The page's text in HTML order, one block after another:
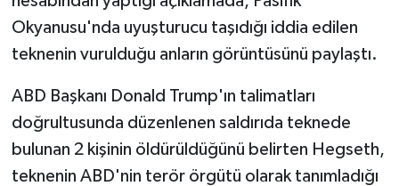
Okyanusu'nda uyuşturucu taşıdığı iddia edilen
teknenin vurulduğu anların görüntüsünü paylaştı.
ABD Başkanı Donald Trump'ın talimatları
doğrultusunda düzenlenen saldırıda teknede
bulunan 2 kişinin öldürüldüğünü belirten Hegseth,
teknenin ABD'nin terör örgütü olarak tanımladığı